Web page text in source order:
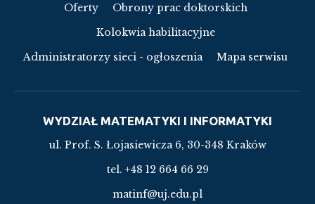
Oferty
Obrony prac doktorskich
Kolokwia habilitacyjne
Administratorzy sieci - ogłoszenia
Mapa serwisu
WYDZIAŁ MATEMATYKI I INFORMATYKI
ul. Prof. S. Łojasiewicza 6, 30-348 Kraków
tel. +48 12 664 66 29
matinf@uj.edu.pl